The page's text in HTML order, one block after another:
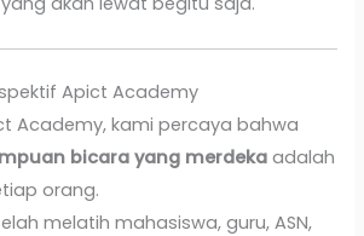
Apict Academy
Academy, kami percaya bahwa
bicara yang merdeka adalah
orang.
melatih mahasiswa, guru, ASN,